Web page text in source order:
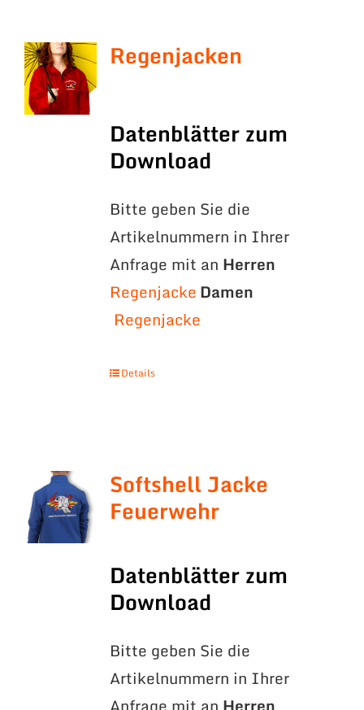
Regenjacken
Datenblätter zum
Download
Bitte geben Sie die
Artikelnummern in Ihrer
Anfrage mit an Herren
RegenjackeDamen
Regenjacke
Details
Softshell Jacke
Feuerwehr
Datenblätter zum
Download
Bitte geben Sie die
Artikelnummern in Ihrer